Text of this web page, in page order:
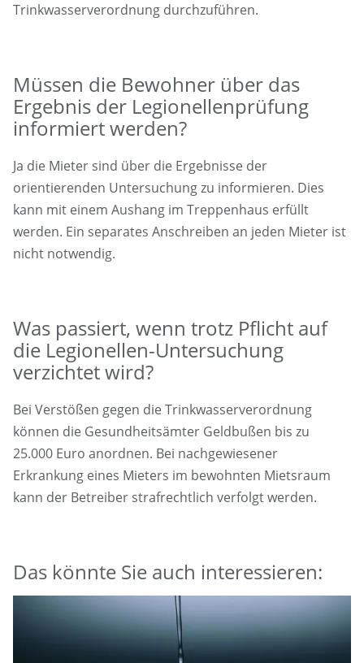
Trinkwasserverordnung durchzuführen.
Müssen die Bewohner über das
Ergebnis der Legionellenprüfung
informiert werden?
Ja die Mieter sind über die Ergebnisse der
orientierenden Untersuchung zu informieren. Dies
kann mit einem Aushang im Treppenhaus erfüllt
werden. Ein separates Anschreiben an jeden Mieter ist
nicht notwendig.
Was passiert, wenn trotz Pflicht auf
die Legionellen-Untersuchung
verzichtet wird?
Bei Verstößen gegen die Trinkwasserverordnung
können die Gesundheitsämter Geldbußen bis zu
25.000 Euro anordnen. Bei nachgewiesener
Erkrankung eines Mieters im bewohnten Mietsraum
kann der Betreiber strafrechtlich verfolgt werden.
Das könnte Sie auch interessieren: